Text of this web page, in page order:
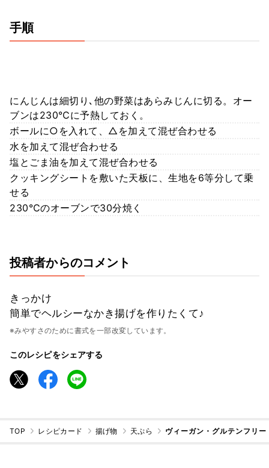
手順
にんじんは細切り､他の野菜はあらみじんに切る。オー
ブンは230℃に予熱しておく。
ボールに○を入れて、△を加えて混ぜ合わせる
水を加えて混ぜ合わせる
塩とごま油を加えて混ぜ合わせる
クッキングシートを敷いた天板に、生地を6等分して乗
せる
230℃のオーブンで30分焼く
投稿者からのコメント
きっかけ
簡単でヘルシーなかき揚げを作りたくて♪
※みやすさのために書式を一部改変しています。
このレシピをシェアする
TOP レシピカード 揚げ物 天ぷら ヴィーガン・グルテンフリ